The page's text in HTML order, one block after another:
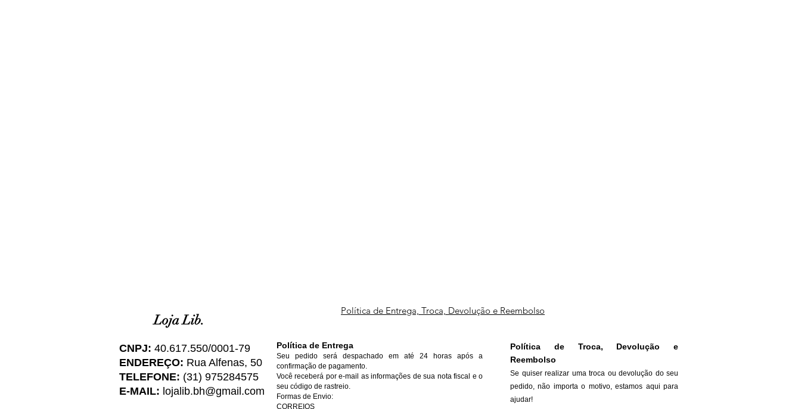
Loja Lib.
CNPJ: 40.617.550/0001-79
ENDEREÇO: Rua Alfenas, 50
TELEFONE: (31) 975284575
E-MAIL: lojalib.bh@gmail.com
Política de Entrega, Troca, Devolução e Reembolso
Política de Entrega
Seu pedido será despachado em até 24 horas após a
confirmação de pagamento.
Você receberá por e-mail as informações de sua nota fiscal e o
seu código de rastreio.
Formas de Envio:
CORREIOS
Política de Troca, Devolução e
Reembolso
Se quiser realizar uma troca ou devolução do seu
pedido, não importa o motivo, estamos aqui para
ajudar!